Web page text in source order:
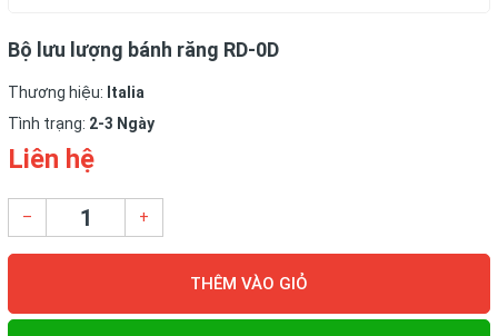
Bộ lưu lượng bánh răng RD-0D
Thương hiệu: Italia
Tình trạng: 2-3 Ngày
Liên hệ
– +
THÊM VÀO GIỎ